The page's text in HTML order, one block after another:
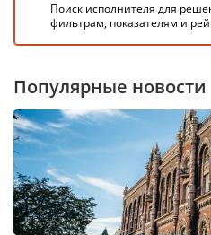
Поиск исполнителя для
фильтрам, показателям и
Популярные новости